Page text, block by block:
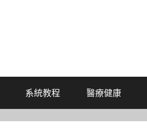
系統教程 醫療健康